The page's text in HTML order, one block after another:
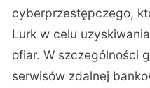
cyberprzestępczego,
Lurk w celu
ofiar. W szczególności
serwisów zdalnej